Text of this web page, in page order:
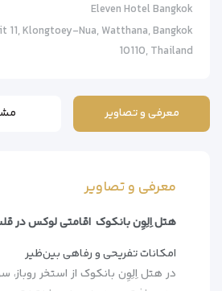
Eleven Hotel Bangkok
11, Klongtoey-Nua, Watthana, Bangkok
10110, Thailand
معرفی و تصاویر
معرفی و تصاویر
هتل اِلِوِن بانکوک اقامتی لوکس در
امکانات تفریحی و رفاهی بین‌ظیر
در هتل اِلِوِن بانکوک از استخر روباز،